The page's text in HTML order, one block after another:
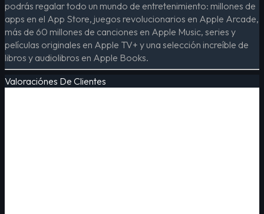
podrás regalar todo un mundo de entretenimiento: millones de
apps en el App Store, juegos revolucionarios en Apple Arcade,
más de 60 millones de canciones en Apple Music, series y
películas originales en Apple TV+ y una selección increíble de
libros y audiolibros en Apple Books.
Valoraciónes De Clientes